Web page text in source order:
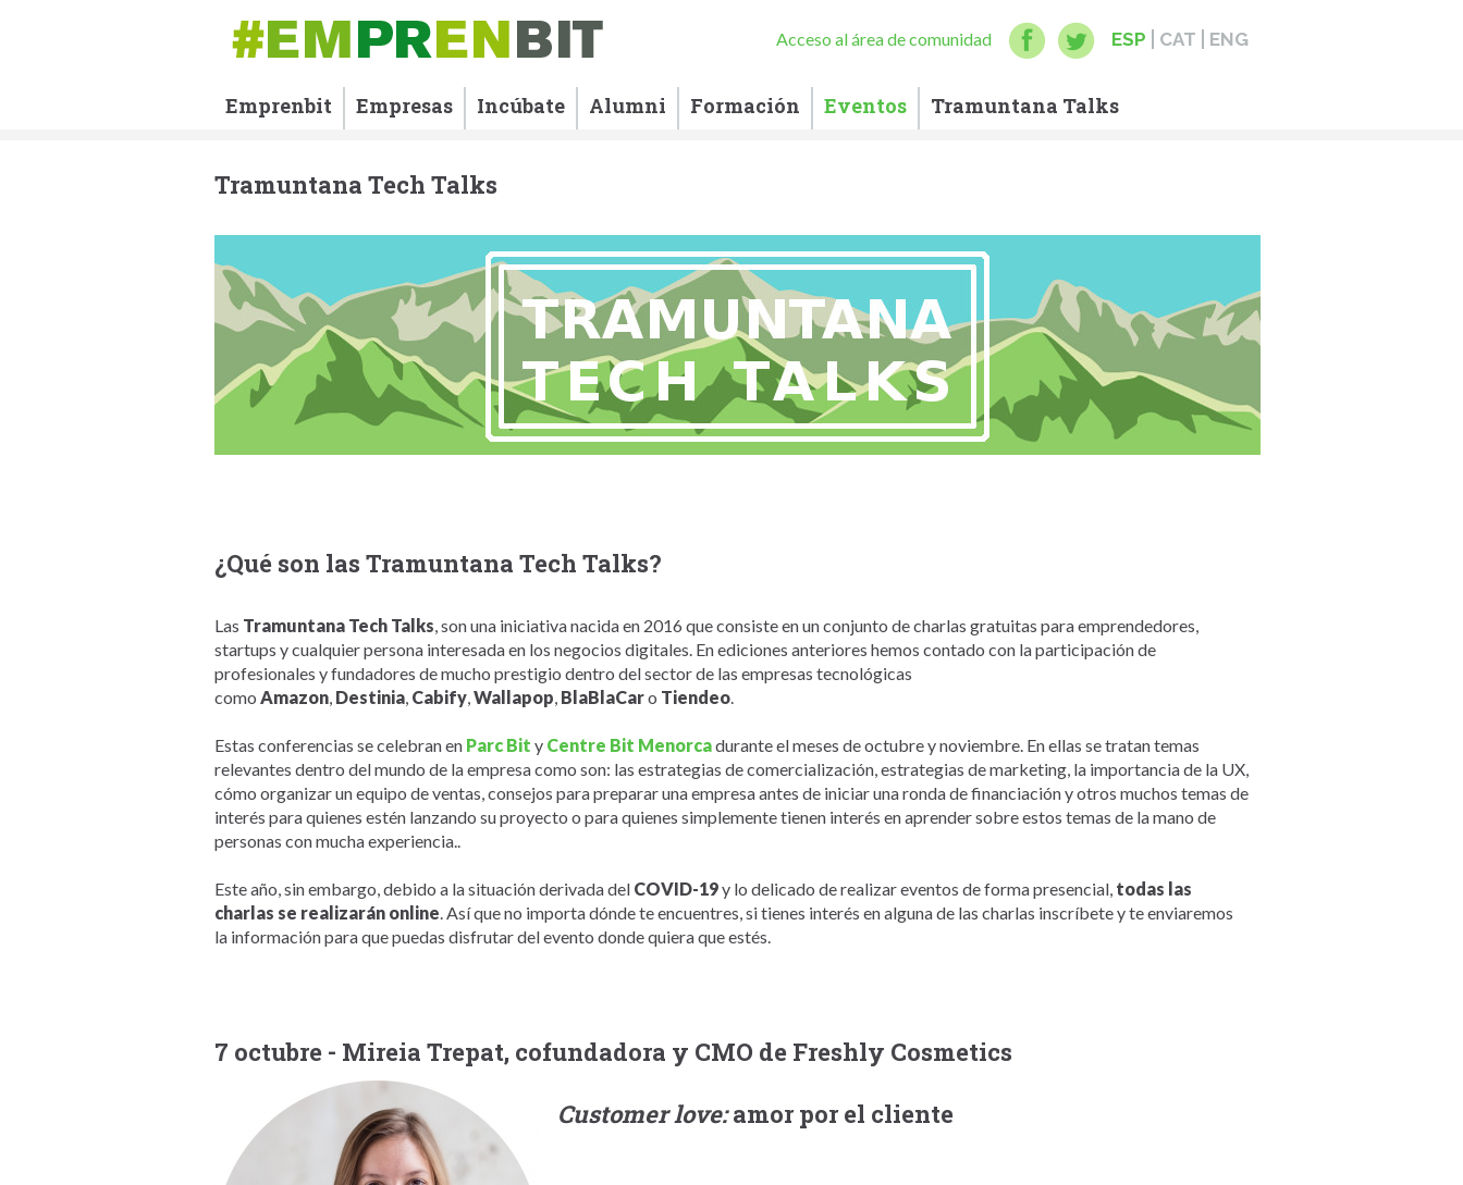
Acceso al área de comunidad ESP CAT ENG
Emprenbit Empresas Incúbate Alumni Formación Eventos Tramuntana Talks
Tramuntana Tech Talks
¿Qué son las Tramuntana Tech Talks?
Las Tramuntana Tech Talks, son una iniciativa nacida en 2016 que consiste en un conjunto de charlas gratuitas para emprendedores,
startups y cualquier persona interesada en los negocios digitales. En ediciones anteriores hemos contado con la participación de
profesionales y fundadores de mucho prestigio dentro del sector de las empresas tecnológicas
como Amazon, Destinia, Cabify,Wallapop, BlaBlaCaro Tiendeo.
Estas conferencias se celebran en Parc Bit y Centre Bit Menorcadurante el meses de octubre y noviembre. En ellas se tratan temas
relevantes dentro del mundo de la empresa como son: las estrategias de comercialización, estrategias de marketing, la importancia de la UX,
cómo organizar un equipo de ventas, consejos para preparar una empresa antes de iniciar una ronda de financiación y otros muchos temas de
interés para quienes estén lanzando su proyecto o para quienes simplemente tienen interés en aprender sobre estos temas de la mano de
personas con mucha experiencia..
Este año, sin embargo, debido a la situación derivada del COVID-19y lo delicado de realizar eventos de forma presencial, todas las
charlas se realizarán online. Así que no importa dónde te encuentres, si tienes interés en alguna de las charlas inscríbete y te enviaremos
la información para que puedas disfrutar del evento donde quiera que estés.
7 octubre - Mireia Trepat, cofundadora y CMO de Freshly Cosmetics
Customer love:amor por el cliente